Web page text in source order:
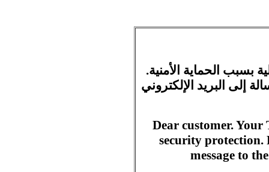
بسبب الحماية الأمنية.
إلى البريد الإلكتروني
Dear customer. Your
security protection.
message to